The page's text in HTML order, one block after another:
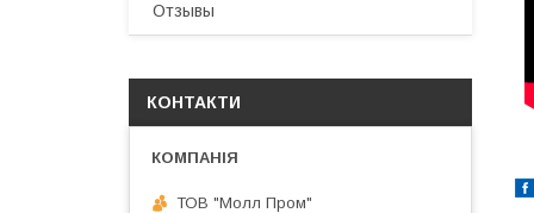
Отзывы
КОНТАКТИ
ТОВ "Молл Пром"